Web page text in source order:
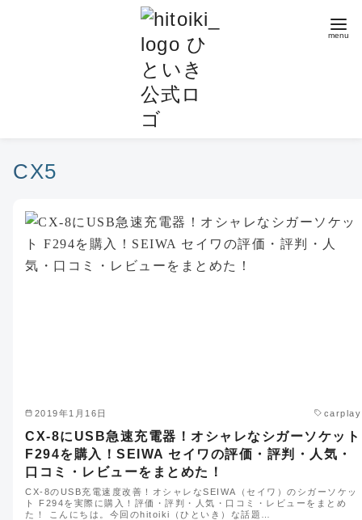
CX5
2019年1月16日 carplay
CX-8にUSB急速充電器！オシャレなシガーソケット
F294を購入！SEIWA セイワの評価・評判・人気・
口コミ・レビューをまとめた！
CX-8のUSB充電速度改善！オシャレなSEIWA（セイワ）のシガーソケッ
ト F294を実際に購入！評価・評判・人気・口コミ・レビューをまとめ
た！ こんにちは。今回のhitoiki（ひといき）な話題…